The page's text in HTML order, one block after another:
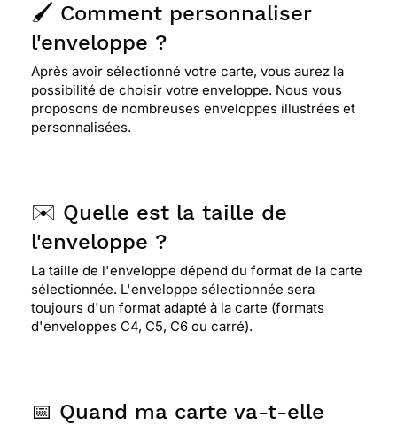
🖌️ Comment personnaliser
l'enveloppe ?
Après avoir sélectionné votre carte, vous aurez la
possibilité de choisir votre enveloppe. Nous vous
proposons de nombreuses enveloppes illustrées et
personnalisées.
✉️ Quelle est la taille de
l'enveloppe ?
La taille de l'enveloppe dépend du format de la carte
sélectionnée. L'enveloppe sélectionnée sera
toujours d'un format adapté à la carte (formats
d'enveloppes C4, C5, C6 ou carré).
📅 Quand ma carte va-t-elle